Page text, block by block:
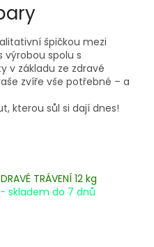
špičkou mezi
výrobou spolu s
v základu ze zdravé
zvíře vše potřebné – a
kterou sůl si dají dnes!
TRÁVENÍ 12 kg
skladem do 7 dnů